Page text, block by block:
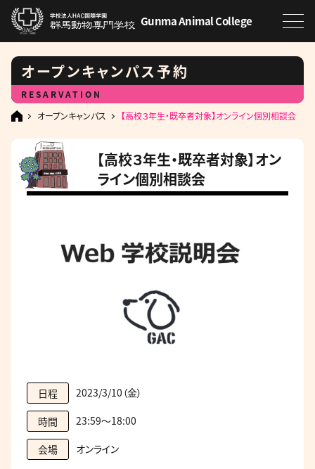
Gunma Animal College
オープンキャンパス予約
RESARVATION
オープンキャンパス
【高校３年生・既卒者対象】オンライン個別相談会
【高校３年生・既卒者対象】オン
ライン個別相談会
日程 2023/3/10（金）
時間 23:59～18:00
会場 オンライン